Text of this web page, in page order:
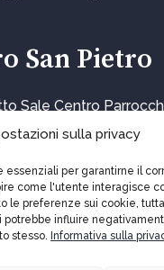
sulla privacy
essenziali per garantirne il
come l'utente interagisce
le preferenze sui cookie,
influire
stesso. Informativa sulla
San Pietro
Sale Centro